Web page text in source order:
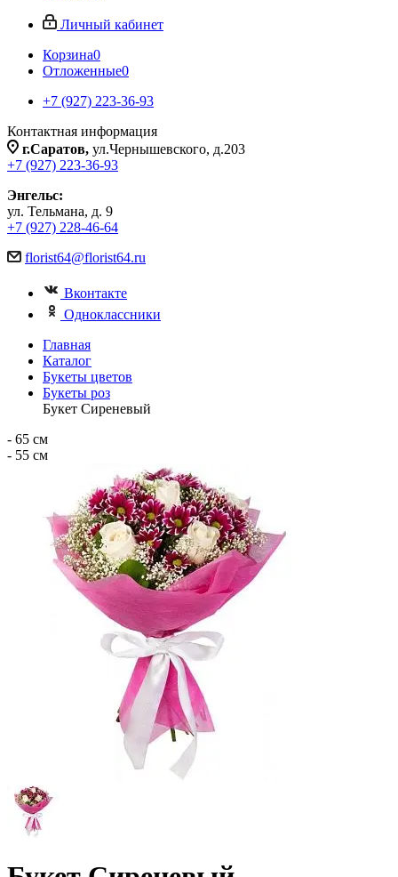
Личный кабинет
Корзина0
Отложенные0
+7 (927) 223-36-93
Контактная информация
г.Саратов, ул.Чернышевского, д.203
+7 (927) 223-36-93
Энгельс:
ул. Тельмана, д. 9
+7 (927) 228-46-64
florist64@florist64.ru
Вконтакте
Одноклассники
Главная
Каталог
Букеты цветов
Букеты роз
Букет Сиреневый
- 65 см
- 55 см